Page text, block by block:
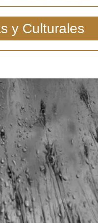
y Culturales